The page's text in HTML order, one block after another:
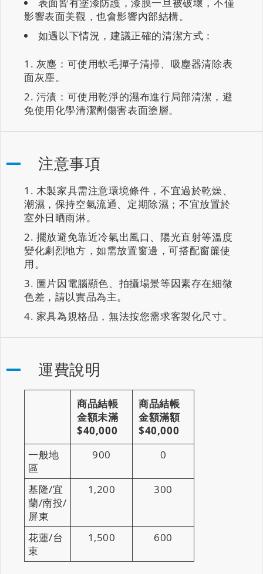
影響表面美觀，也會影響內部結構。
如遇以下情況，建議正確的清潔方式：
灰塵：可使用軟毛撣子清掃、吸塵器清除表
面灰塵。
污漬：可使用乾淨的濕布進行局部清潔，避
免使用化學清潔劑傷害表面塗層。
注意事項
木製家具需注意環境條件，不宜過於乾燥、
潮濕，保持空氣流通、定期除濕；不宜放置於
室外日晒雨淋。
擺放避免靠近冷氣出風口、陽光直射等溫度
變化劇烈地方，如需放置窗邊，可搭配窗簾使
用。
圖片因電腦顯色、拍攝場景等因素存在細微
色差，請以實品為主。
家具為規格品，無法按您需求客製化尺寸。
運費說明
商品結帳
金額未滿
$40,000
商品結帳
金額滿額
$40,000
一般地
區
900 0
基隆/宜
蘭/南投/
屏東
1,200 300
花蓮/台
東
1,500 600